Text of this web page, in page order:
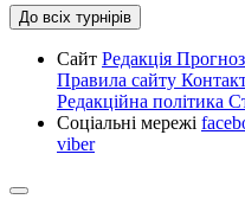
До всіх турнірів
Сайт Редакція
Правила сайту
Редакційна політика
Соціальні мережі
viber